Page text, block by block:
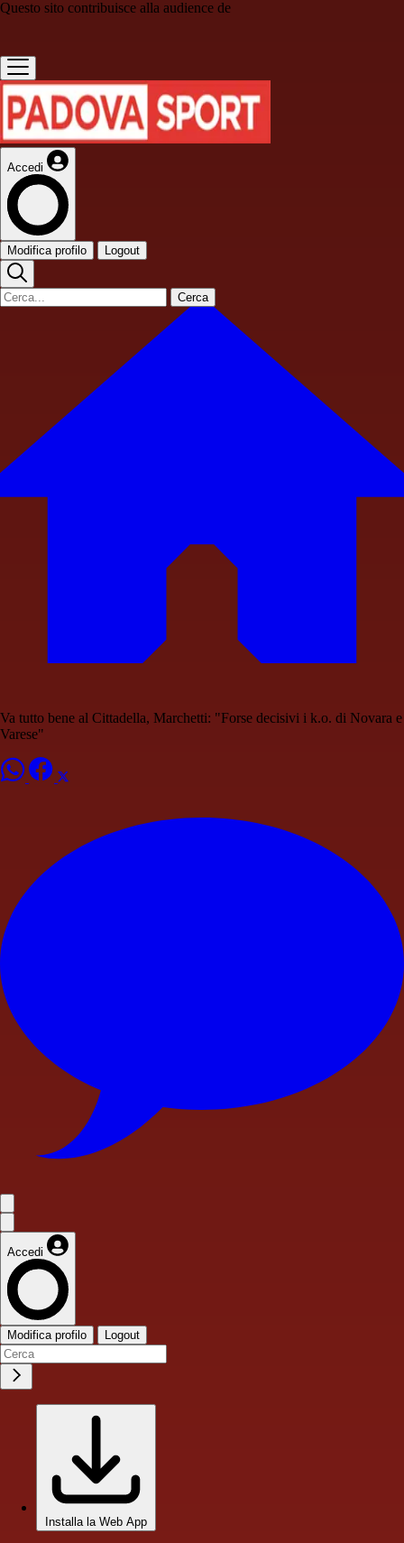
Questo sito contribuisce alla audience de
Accedi
Modifica profilo Logout
Cerca
Va tutto bene al Cittadella, Marchetti: "Forse decisivi i k.o. di Novara e
Varese"
Accedi
Modifica profilo Logout
Installa la Web App